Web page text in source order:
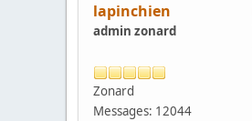
lapinchien
admin zonard
Zonard
Messages: 12044